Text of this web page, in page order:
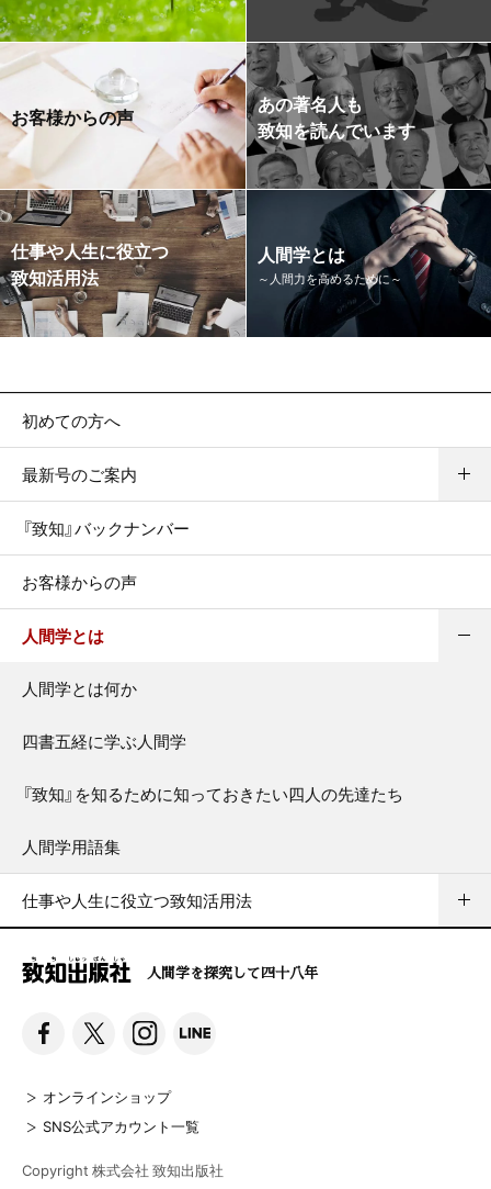
お客様からの声
あの著名人も
致知を読んでいます
仕事や人生に役立つ
致知活用法
人間学とは
～人間力を高めるために～
初めての方へ
最新号のご案内
『致知』バックナンバー
お客様からの声
人間学とは
人間学とは何か
四書五経に学ぶ人間学
『致知』を知るために知っておきたい四人の先達たち
人間学用語集
仕事や人生に役立つ致知活用法
人間学を探究して四十八年
オンラインショップ
SNS公式アカウント一覧
Copyright 株式会社 致知出版社